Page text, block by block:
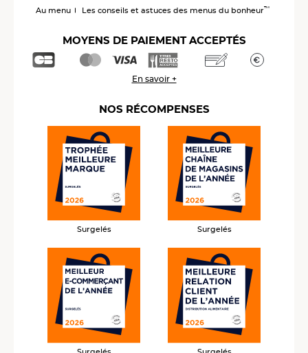
Au menu Les conseils et astuces des menus du bonheur™
MOYENS DE PAIEMENT ACCEPTÉS
En savoir +
NOS RÉCOMPENSES
Surgelés Surgelés